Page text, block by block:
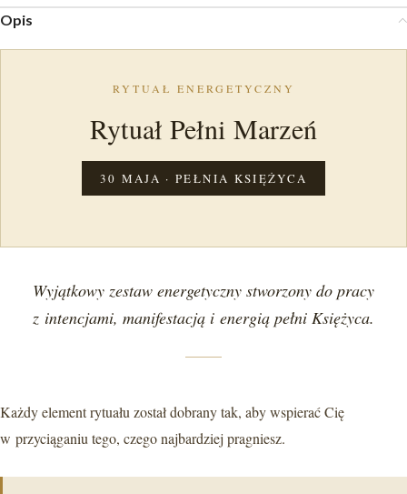
Opis
RYTUAŁ ENERGETYCZNY
Rytuał Pełni Marzeń
30 MAJA · PEŁNIA KSIĘŻYCA
Wyjątkowy zestaw energetyczny stworzony do pracy
z intencjami, manifestacją i energią pełni Księżyca.
Każdy element rytuału został dobrany tak, aby wspierać Cię
w przyciąganiu tego, czego najbardziej pragniesz.